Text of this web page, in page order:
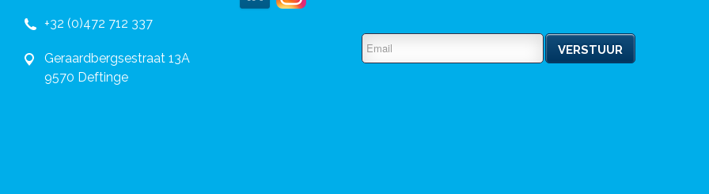
+32 (0)472 712 337
Geraardbergsestraat 13A
9570 Deftinge